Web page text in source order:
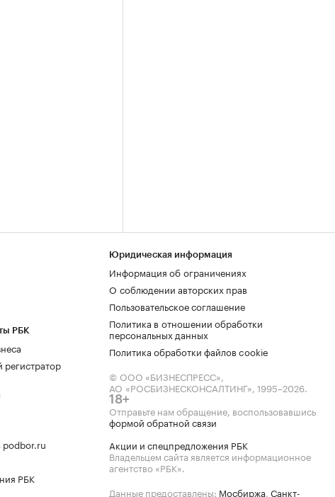
РБК
podbor.ru
РБК
Юридическая информация
Информация об ограничениях
О соблюдении авторских прав
Пользовательское соглашение
Политика в отношении обработки
персональных данных
Политика обработки файлов cookie
© ООО «БИЗНЕСПРЕСС»,
АО «РОСБИЗНЕСКОНСАЛТИНГ», 1995–2026.
18+
Отправьте нам обращение, воспользовавшись
формой обратной связи
Акции и спецпредложения РБК
Владельцем сайта является информационное
агентство «РБК».
Данные предоставлены: Мосбиржа, Санкт-